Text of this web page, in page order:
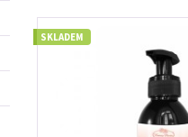
SKLADEM